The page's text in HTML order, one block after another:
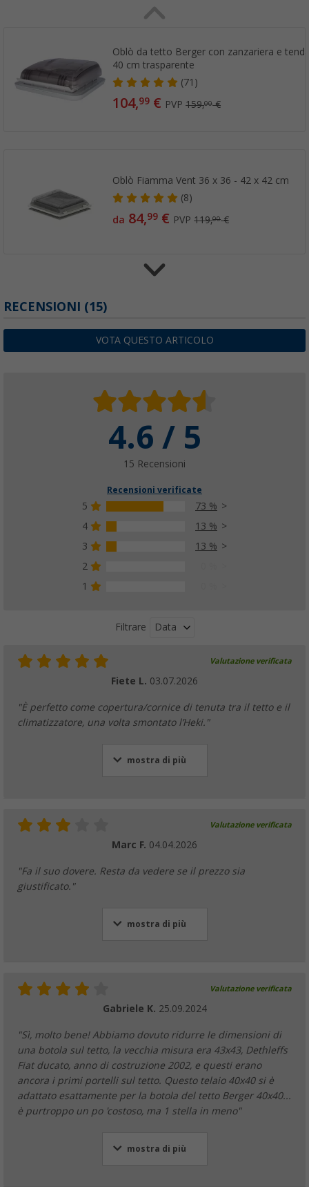
Oblò da tetto Berger con zanzariera e
40 cm trasparente
(71)
104,99 € PVP159,00€
Oblò Fiamma Vent 36 x 36 - 42 x 42 cm
(8)
da 84,99 € PVP119,00€
(48)
129,00€
RECENSIONI (15)
VOTA QUESTO ARTICOLO
4.6 / 5
15 Recensioni
Recensioni verificate
5
73 %
4
13 %
3
13 %
2
1
Filtrare Data
Valutazione verificata
Fiete L. 03.07.2026
"È perfetto come copertura/cornice di tenuta tra il tetto e il
climatizzatore, una volta smontato l’Heki."
mostra di più
Valutazione verificata
Marc F. 04.04.2026
"Fa il suo dovere. Resta da vedere se il prezzo sia
giustificato."
mostra di più
Valutazione verificata
Gabriele K. 25.09.2024
"Sì, molto bene! Abbiamo dovuto ridurre le dimensioni di
una botola sul tetto, la vecchia misura era 43x43, Dethleffs
Fiat ducato, anno di costruzione 2002, e questi erano
ancora i primi portelli sul tetto. Questo telaio 40x40 si è
adattato esattamente per la botola del tetto Berger 40x40...
è purtroppo un po 'costoso, ma 1 stella in meno"
mostra di più